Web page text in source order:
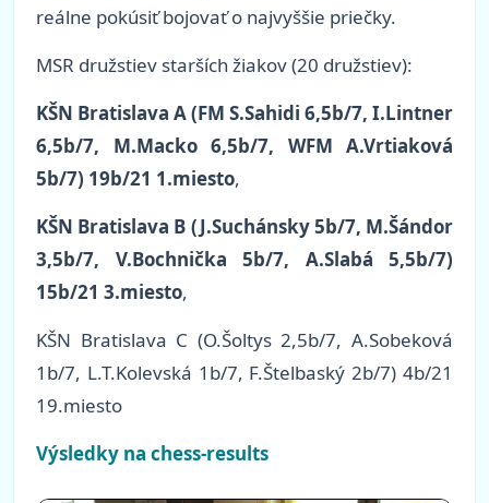
reálne pokúsiť bojovať o najvyššie priečky.
MSR družstiev starších žiakov (20 družstiev):
KŠN Bratislava A (FM S.Sahidi 6,5b/7, I.Lintner
6,5b/7, M.Macko 6,5b/7, WFM A.Vrtiaková
5b/7) 19b/21 1.miesto,
KŠN Bratislava B (J.Suchánsky 5b/7, M.Šándor
3,5b/7, V.Bochnička 5b/7, A.Slabá 5,5b/7)
15b/21 3.miesto,
KŠN Bratislava C (O.Šoltys 2,5b/7, A.Sobeková
1b/7, L.T.Kolevská 1b/7, F.Štelbaský 2b/7) 4b/21
19.miesto
Výsledky na chess-results